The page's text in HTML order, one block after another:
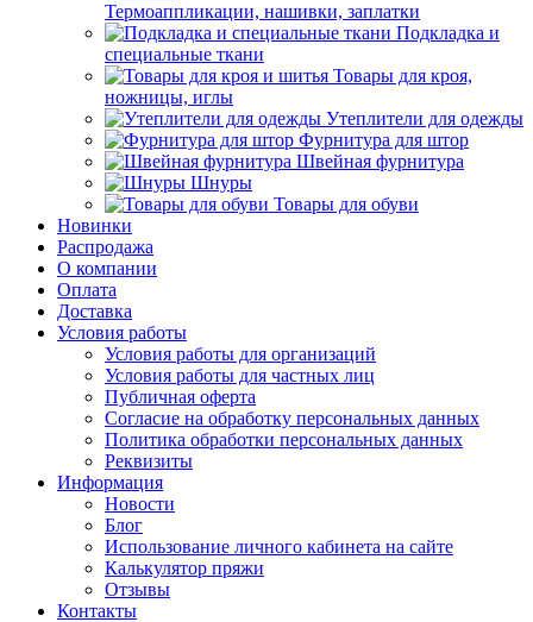
Термоаппликации, нашивки, заплатки
Подкладка и
специальные ткани
Товары для кроя,
ножницы, иглы
Утеплители для одежды
Фурнитура для штор
Швейная фурнитура
Шнуры
Товары для обуви
Новинки
Распродажа
О компании
Оплата
Доставка
Условия работы
Условия работы для организаций
Условия работы для частных лиц
Публичная оферта
Согласие на обработку персональных данных
Политика обработки персональных данных
Реквизиты
Информация
Новости
Блог
Использование личного кабинета на сайте
Калькулятор пряжи
Отзывы
Контакты